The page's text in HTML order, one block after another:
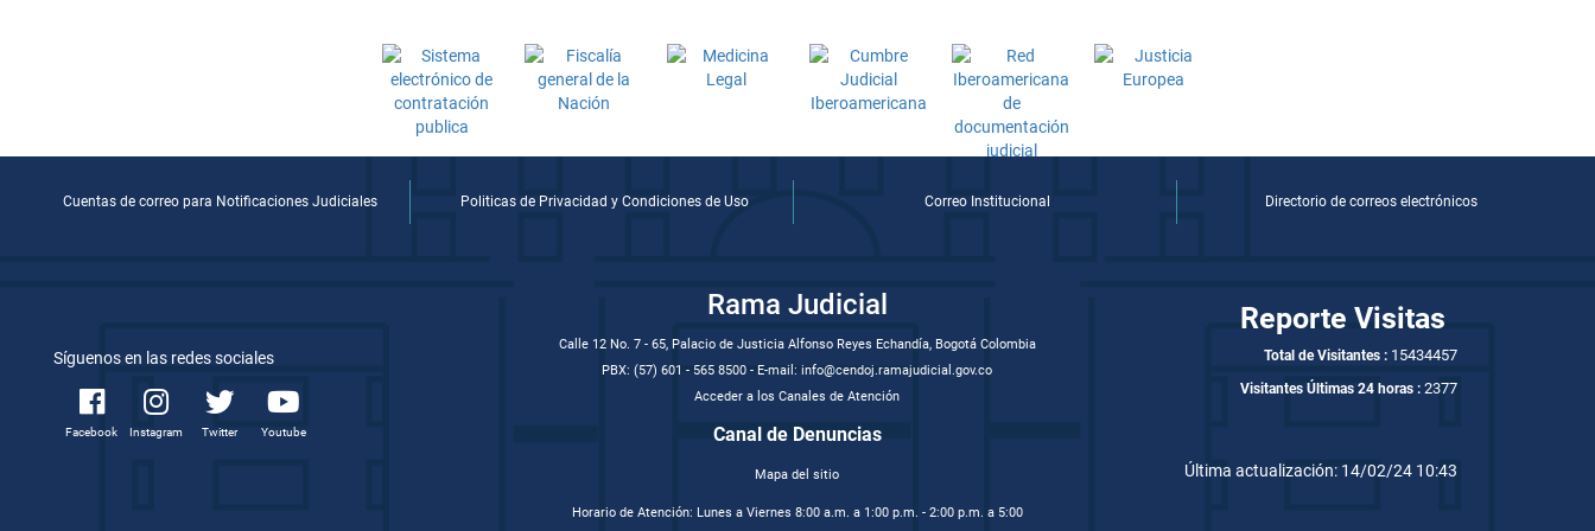
Cuentas de correo para Notificaciones Judiciales Politicas de Privacidad y Condiciones de Uso Correo Institucional Directorio de correos electrónicos
Síguenos en las redes sociales
Facebook Instagram Twitter Youtube
Rama Judicial
Calle 12 No. 7 - 65, Palacio de Justicia Alfonso Reyes Echandía, Bogotá Colombia
PBX: (57) 601 - 565 8500 - E-mail: info@cendoj.ramajudicial.gov.co
Acceder a los Canales de Atención
Canal de Denuncias
Mapa del sitio
Horario de Atención: Lunes a Viernes 8:00 a.m. a 1:00 p.m. - 2:00 p.m. a 5:00
Reporte Visitas
Total de Visitantes : 15434457
Visitantes Últimas 24 horas : 2377
Última actualización: 14/02/24 10:43